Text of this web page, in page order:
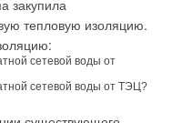
закупила
тепловую изоляцию.
сетевой воды от
сетевой воды от ТЭЦ?
Система
подключений и
уже не являются
а точно
еще с учетом толщины
удаленности от